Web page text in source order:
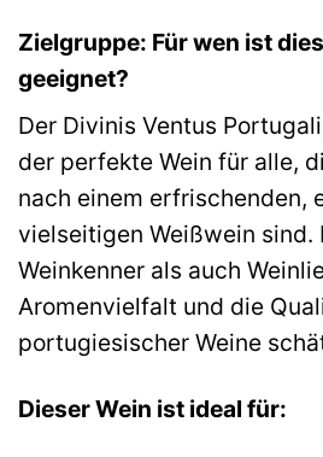
Zielgruppe: Für wen ist
geeignet?
Der Divinis Ventus
der perfekte Wein für alle,
nach einem erfrischenden,
vielseitigen Weißwein sind.
Weinkenner als auch
Aromenvielfalt und die
portugiesischer Weine
Dieser Wein ist ideal für: